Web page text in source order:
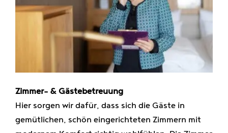
Zimmer- & Gästebetreuung
Hier sorgen wir dafür, dass sich die Gäste in
gemütlichen, schön eingerichteten Zimmern mit